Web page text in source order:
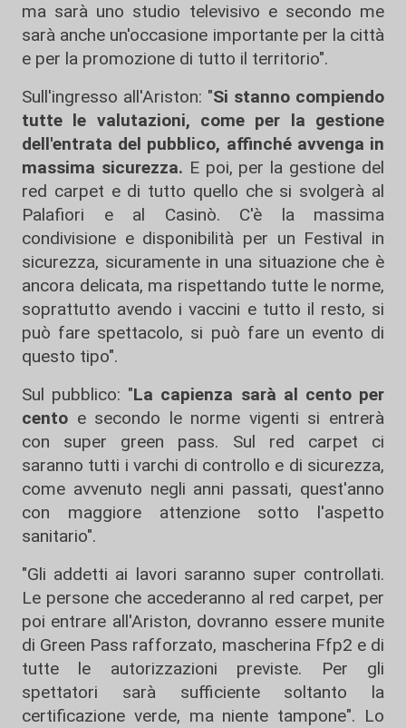
ma sarà uno studio televisivo e secondo me
sarà anche un'occasione importante per la città
e per la promozione di tutto il territorio".
Sull'ingresso all'Ariston: "Si stanno compiendo
tutte le valutazioni, come per la gestione
dell'entrata del pubblico, affinché avvenga in
massima sicurezza. E poi, per la gestione del
red carpet e di tutto quello che si svolgerà al
Palafiori e al Casinò. C'è la massima
condivisione e disponibilità per un Festival in
sicurezza, sicuramente in una situazione che è
ancora delicata, ma rispettando tutte le norme,
soprattutto avendo i vaccini e tutto il resto, si
può fare spettacolo, si può fare un evento di
questo tipo".
Sul pubblico: "La capienza sarà al cento per
cento e secondo le norme vigenti si entrerà
con super green pass. Sul red carpet ci
saranno tutti i varchi di controllo e di sicurezza,
come avvenuto negli anni passati, quest'anno
con maggiore attenzione sotto l'aspetto
sanitario".
"Gli addetti ai lavori saranno super controllati.
Le persone che accederanno al red carpet, per
poi entrare all'Ariston, dovranno essere munite
di Green Pass rafforzato, mascherina Ffp2 e di
tutte le autorizzazioni previste. Per gli
spettatori sarà sufficiente soltanto la
certificazione verde, ma niente tampone". Lo